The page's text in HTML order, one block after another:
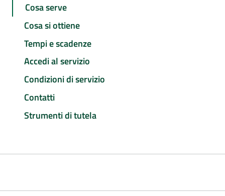
Cosa serve
Cosa si ottiene
Tempi e scadenze
Accedi al servizio
Condizioni di servizio
Contatti
Strumenti di tutela